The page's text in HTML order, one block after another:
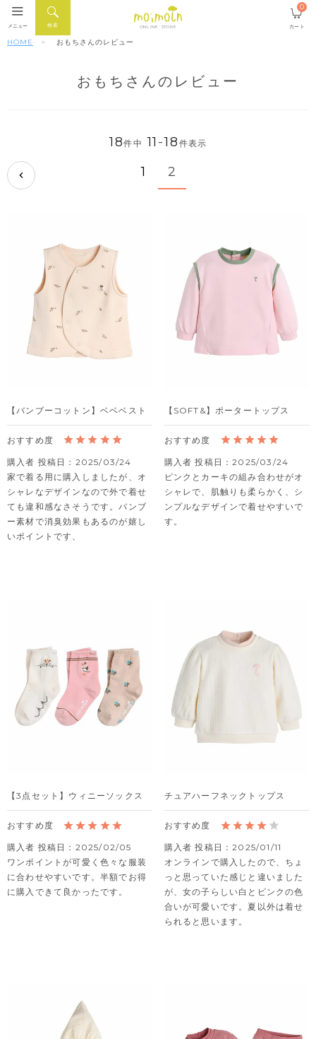
ONLINE STORE
検索
メニュー カート
0
HOME おもちさんのレビュー
おもちさんのレビュー
18件中 11 -18 件表示
1 2
【バンブーコットン】ベベベスト
購入者 投稿日
2025/03/24
家で着る用に購入しましたが、オ
シャレなデザインなので外で着せ
ても違和感なさそうです。バンブ
ー素材で消臭効果もあるのが嬉し
いポイントです、
【SOFT&】ポータートップス
購入者 投稿日
2025/03/24
ピンクとカーキの組み合わせがオ
シャレで、肌触りも柔らかく、シ
ンプルなデザインで着せやすいで
す。
【3点セット】ウィニーソックス
購入者 投稿日
2025/02/05
ワンポイントが可愛く色々な服装
に合わせやすいです。半額でお得
に購入できて良かったです。
チュアハーフネックトップス
購入者 投稿日
2025/01/11
オンラインで購入したので、ちょ
っと思っていた感じと違いました
が、女の子らしい白とピンクの色
合いが可愛いです。夏以外は着せ
られると思います。